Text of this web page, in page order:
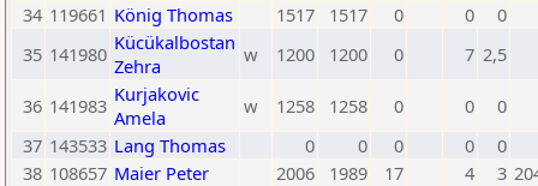
34 119661 König Thomas 1517 1517 0 0
0
35 141980 Kücükalbostan
Zehra
w 1200 1200 0 7 2,5
36 141983 Kurjakovic
Amela
w 1258 1258 0 0
0
37 143533 Lang Thomas 0 0 0 0
0
38 108657 Maier Peter 2006 1989 17 4 3